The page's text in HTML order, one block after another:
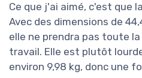
Ce que j'ai aimé, c'est que
Avec des dimensions de
elle ne prendra pas toute
travail. Elle est plutôt
environ 9,98 kg, donc une